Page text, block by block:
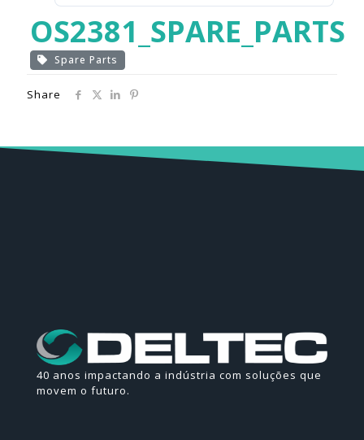
OS2381_SPARE_PARTS
Spare Parts
Share
40 anos impactando a indústria com soluções que
movem o futuro.